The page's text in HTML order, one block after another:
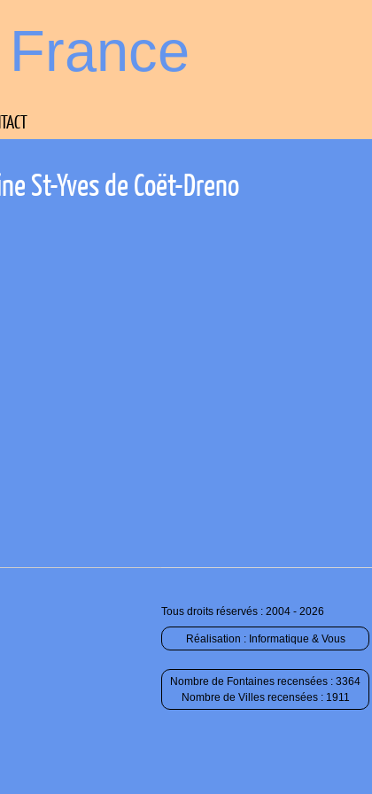
St-Yves de Coët-Dreno
Tous droits réservés : 2004 - 2026
Réalisation : Informatique & Vous
Nombre de Fontaines recensées : 3364
Nombre de Villes recensées : 1911